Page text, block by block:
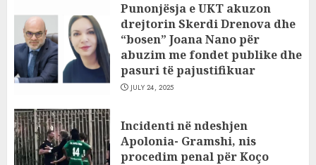
Punonjësja e UKT akuzon
drejtorin Skerdi Drenova dhe
“bosen” Joana Nano për
abuzim me fondet publike dhe
pasuri të pajustifikuar
JULY 24, 2025
Incidenti në ndeshjen
Apolonia- Gramshi, nis
procedim penal për Koço